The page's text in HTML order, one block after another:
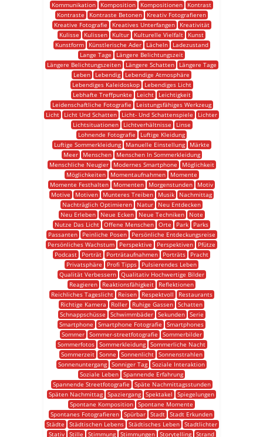
Kommunikation
Komposition Kompositionen
Kontrast
Kontraste
Kontraste Betonen
Kreativ Fotografieren
Kreative Fotografie
Kreatives Unterfangen
Kreativität
Kulisse
Kulissen Kultur Kulturelle Vielfalt
Kunst
Kunstform
Künstlerische Ader Lächeln
Ladezustand
Lange Tage
Längere Belichtungszeit
Längere Belichtungszeiten
Längere Schatten
Längere Tage
Leben
Lebendig
Lebendige Atmosphäre
Lebendiges Kaleidoskop
Lebendiges Licht
Lebhafte Treffpunkte
Leicht
Leichtigkeit
Leidenschaftliche Fotografie
Leistungsfähiges Werkzeug
Licht
Licht Und Schatten Licht- Und Schattenspiele
Lichter
Lichtsituationen
Lichtverhältnisse
Linse
Lohnende Fotografie
Luftige Kleidung
Luftige Sommerkleidung
Manuelle Einstellung
Märkte
Meer
Menschen
Menschen In Sommerkleidung
Menschliche Neugier
Modernes Smartphone
Möglichkeit
Möglichkeiten
Momentaufnahmen
Momente
Momente Festhalten
Momenten Morgenstunden
Motiv
Motive
Motiven Munteres Treiben Musik
Nachmittag
Nachträglich Optimieren
Natur
Neu Entdecken
Neu Erleben
Neue Ecken Neue Techniken
Note
Nutze Das Licht Offene Menschen Orte Park
Parks
Passanten
Peinliche Posen
Persönliche Entdeckungsreise
Persönliches Wachstum
Perspektive Perspektiven
Pfütze
Podcast
Porträt Porträtaufnahmen Porträts
Pracht
Privatsphäre
Profi Tipps
Pulsierendes Leben
Qualität Verbessern
Qualitativ Hochwertige Bilder
Reagieren
Reaktionsfähigkeit
Reflektionen
Reichliches Tageslicht
Reisen Respektvoll
Restaurants
Richtige Kamera
Roller Ruhige Gassen Schatten
Schnappschüsse
Schwimmbäder Sekunden
Serie
Smartphone
Smartphone Fotografie
Smartphones
Sommer
Sommer-streetfotografie
Sommerbilder
Sommerfotos Sommerkleidung Sommerliche Nacht
Sommerzeit
Sonne Sonnenlicht
Sonnenstrahlen
Sonnenuntergang Sonniger Tag Soziale Interaktion
Soziale Leben Spannende Erfahrung
Spannende Streetfotografie
Späte Nachmittagsstunden
Späten Nachmittag Spaziergang Spektakel
Spiegelungen
Spontane Komposition Spontane Momente
Spontanes Fotografieren Spürbar Stadt Stadt Erkunden
Städte
Städtischen Lebens Städtisches Leben
Stadtlichter
Stativ Stille Stimmung Stimmungen Storytelling Strand